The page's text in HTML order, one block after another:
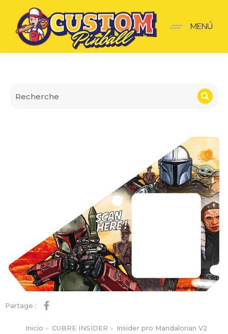
Insider pro Mandalorian
MENÚ
Partage :
Estás aquí:
Inicio CUBRE INSIDER Insider pro Mandalorian V2